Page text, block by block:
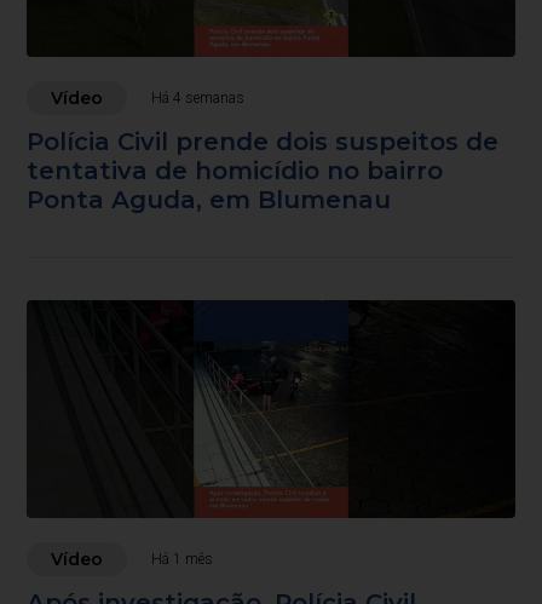
Vídeo Há 4 semanas
Polícia Civil prende dois suspeitos de
tentativa de homicídio no bairro
Ponta Aguda, em Blumenau
Vídeo Há 1 mês